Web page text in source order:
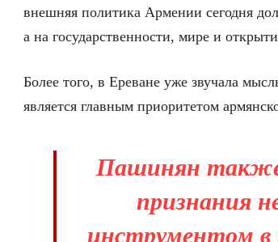
внешняя политика Армении сегодня
а на государственности, мире и
Более того, в Ереване уже звучала
является главным приоритетом
Пашинян
признания
инструментом в